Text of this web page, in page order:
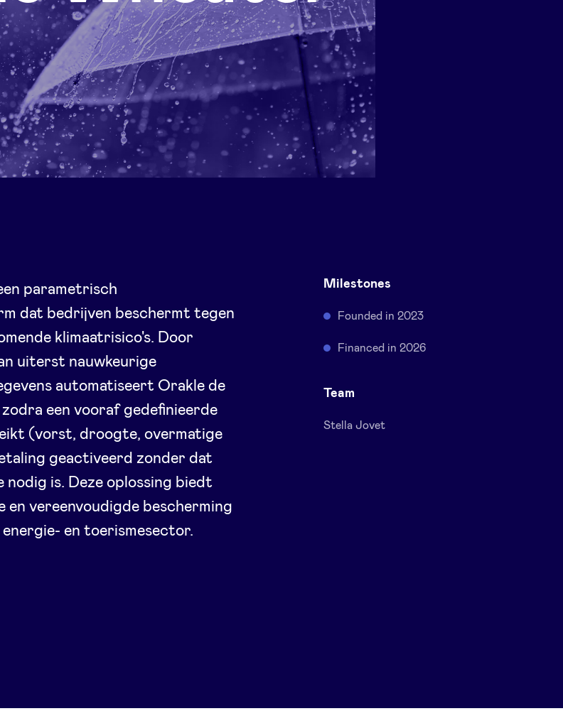
parametrisch
dat bedrijven beschermt tegen
klimaatrisico's. Door
uiterst nauwkeurige
automatiseert Orakle de
een vooraf gedefinieerde
(vorst, droogte, overmatige
geactiveerd zonder dat
nodig is. Deze oplossing biedt
en vereenvoudigde bescherming
en toerismesector.
Milestones
Founded in 2023
Financed in 2026
Team
Stella Jovet